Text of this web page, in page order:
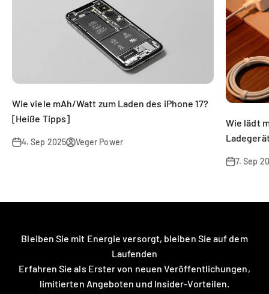
Wie viele mAh/Watt zum Laden des iPhone 17?
[Heiße Tipps]
4. Sep 2025 Veger Power
Wie lädt
7. Sep
Bleiben Sie mit Energie versorgt, bleiben Sie auf dem
Laufenden
Erfahren Sie als Erster von neuen Veröffentlichungen,
limitierten Angeboten und Insider-Vorteilen.